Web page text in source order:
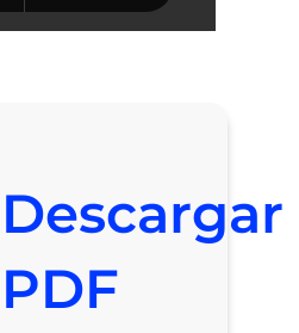
Descargar
PDF